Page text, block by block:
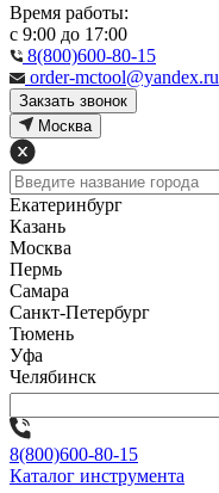
Время работы:
с 9:00 до 17:00
8(800)600-80-15
order-mctool@yandex.ru
Закзать звонок
Москва
Екатеринбург
Казань
Москва
Пермь
Самара
Санкт-Петербург
Тюмень
Уфа
Челябинск
8(800)600-80-15
Каталог инструмента